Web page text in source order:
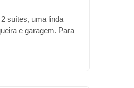
suítes, uma linda
e garagem. Para